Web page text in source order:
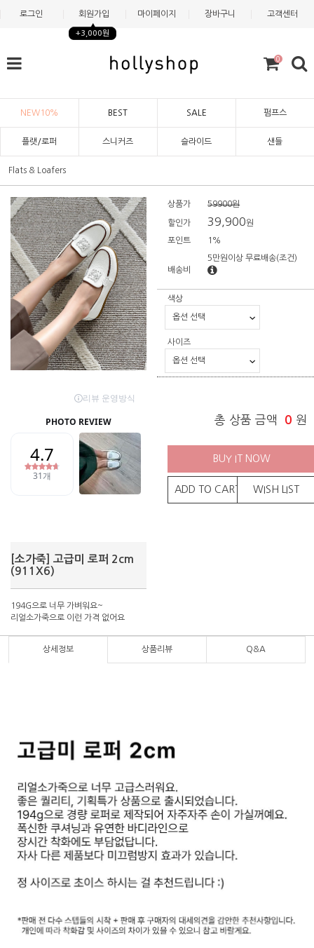
로그인 회원가입
+3,000원
마이페이지 장바구니 고객센터
0
NEW10% BEST SALE 펌프스
플랫/로퍼 스니커즈 슬라이드 샌들
Flats & Loafers
[소가죽] 고급미 로퍼 2cm
(911X6)
194G으로 너무 가벼워요~
리얼소가죽으로 이런 가격 없어요
상품가 59900원
할인가 39,900원
포인트 1%
배송비
5만원이상 무료배송(조건)
색상
사이즈
총 상품 금액 0 원
BUY IT NOW
ADD TO CART WISH LIST
상세정보 상품리뷰 Q&A